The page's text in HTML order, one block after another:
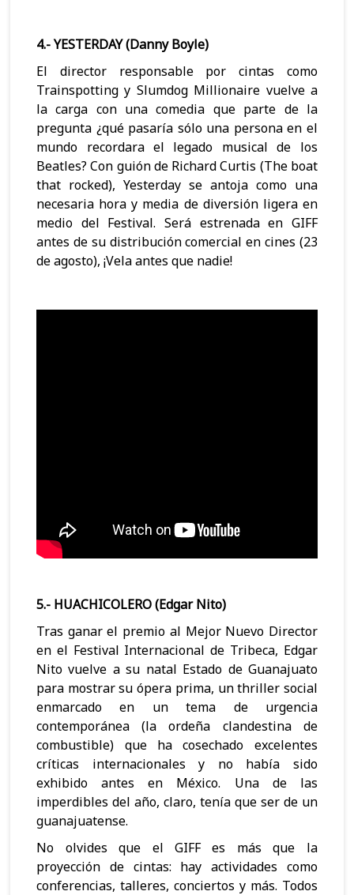
4.- YESTERDAY (Danny Boyle)
El director responsable por cintas como
Trainspotting y Slumdog Millionaire vuelve a
la carga con una comedia que parte de la
pregunta ¿qué pasaría sólo una persona en el
mundo recordara el legado musical de los
Beatles? Con guión de Richard Curtis (The boat
that rocked), Yesterday se antoja como una
necesaria hora y media de diversión ligera en
medio del Festival. Será estrenada en GIFF
antes de su distribución comercial en cines (23
de agosto), ¡Vela antes que nadie!
5.- HUACHICOLERO (Edgar Nito)
Tras ganar el premio al Mejor Nuevo Director
en el Festival Internacional de Tribeca, Edgar
Nito vuelve a su natal Estado de Guanajuato
para mostrar su ópera prima, un thriller social
enmarcado en un tema de urgencia
contemporánea (la ordeña clandestina de
combustible) que ha cosechado excelentes
críticas internacionales y no había sido
exhibido antes en México. Una de las
imperdibles del año, claro, tenía que ser de un
guanajuatense.
No olvides que el GIFF es más que la
proyección de cintas: hay actividades como
conferencias, talleres, conciertos y más. Todos